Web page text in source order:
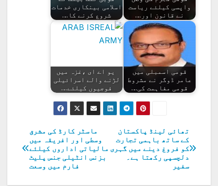
واپسی کیلئے ریاست
نے قانون اور…
اسلامی بینکاری خدمات
شروع کرنے کا…
قومی اسمبلی میں
عامر ڈوگر نے مشروط
قومی مفاہمت کی…
یو اے ای ،غزہ میں
لڑنے والے اسرائیلی
فوجیوں کیلئے…
پوسٹوں
کی
نیویگیشن
ماسٹر کارڈ کی مشرق
وسطی اور افریقہ میں
مالیاتی اداروں کیلئے
بزنس انٹیلی جنس پلیٹ
فارم میں وسعت
تھائی لینڈ پاکستان
کے ساتھ باہمی تجارت
کو فروغ دینے میں گہری
دلچسپی رکھتا ہے۔
سفیر